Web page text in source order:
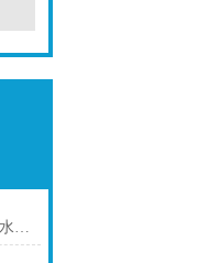
数字化赋能测绘——数显数字水准仪的原理与实操指南